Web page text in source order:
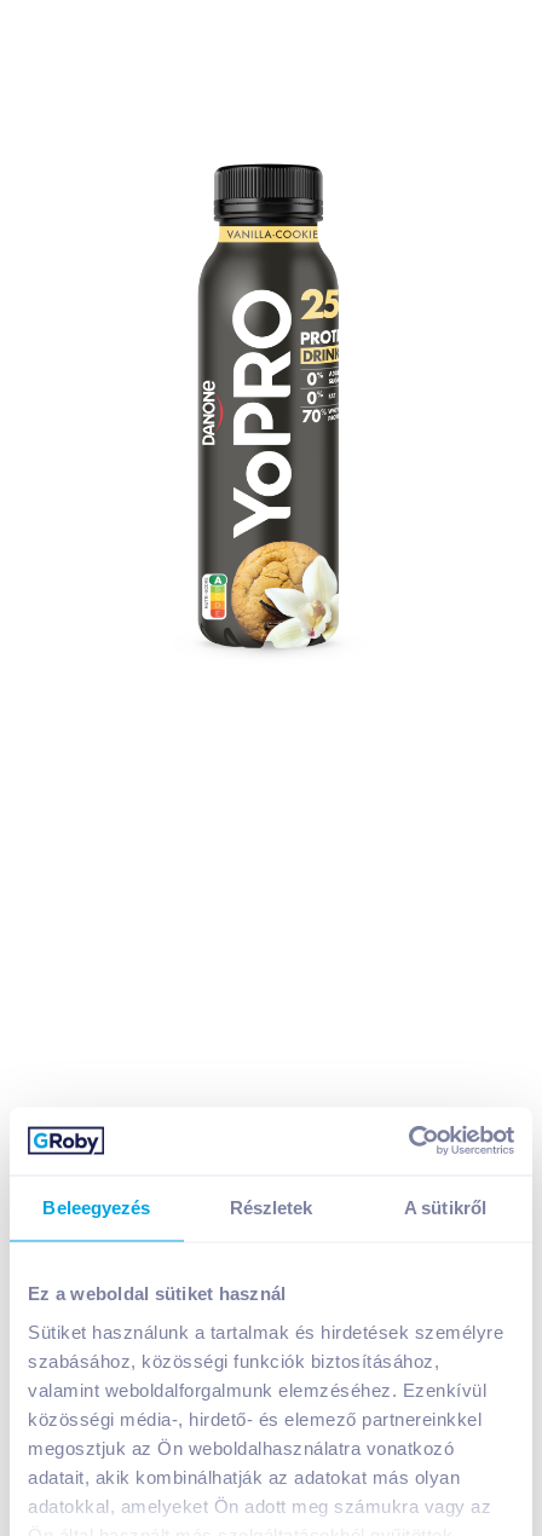
Beleegyezés Részletek A sütikről
Ez a weboldal sütiket használ
Sütiket használunk a tartalmak és hirdetések személyre
szabásához, közösségi funkciók biztosításához,
valamint weboldalforgalmunk elemzéséhez. Ezenkívül
közösségi média-, hirdető- és elemező partnereinkkel
megosztjuk az Ön weboldalhasználatra vonatkozó
adatait, akik kombinálhatják az adatokat más olyan
adatokkal, amelyeket Ön adott meg számukra vagy az
Danone YoPRO sovány tejital 300 g vaníliáskeksz ízű,
699Ft /
Egységár: 2 330Ft / kg
Nettó eladási ár: 592 Ft /db(18% áfa)
KosárbaKosárba
1 karton = 6 db